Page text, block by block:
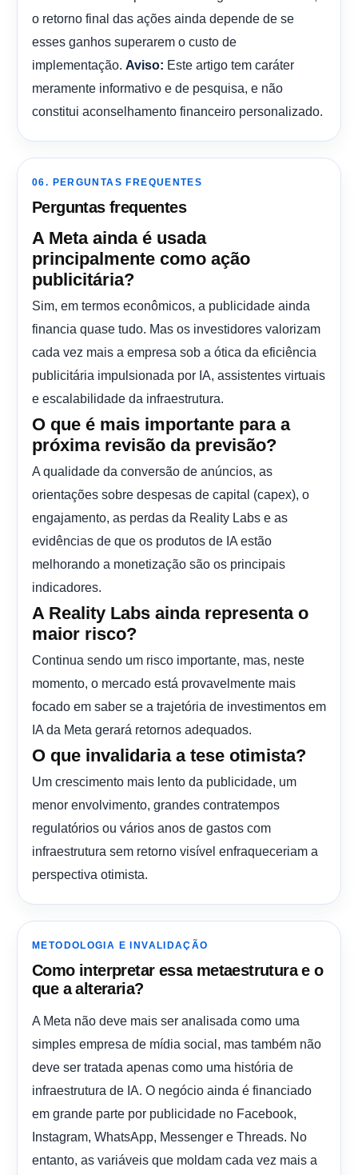
o retorno final das ações ainda depende de se
esses ganhos superarem o custo de
implementação. Aviso: Este artigo tem caráter
meramente informativo e de pesquisa, e não
constitui aconselhamento financeiro personalizado.
06. PERGUNTAS FREQUENTES
Perguntas frequentes
A Meta ainda é usada
principalmente como ação
publicitária?
Sim, em termos econômicos, a publicidade ainda
financia quase tudo. Mas os investidores valorizam
cada vez mais a empresa sob a ótica da eficiência
publicitária impulsionada por IA, assistentes virtuais
e escalabilidade da infraestrutura.
O que é mais importante para a
próxima revisão da previsão?
A qualidade da conversão de anúncios, as
orientações sobre despesas de capital (capex), o
engajamento, as perdas da Reality Labs e as
evidências de que os produtos de IA estão
melhorando a monetização são os principais
indicadores.
A Reality Labs ainda representa o
maior risco?
Continua sendo um risco importante, mas, neste
momento, o mercado está provavelmente mais
focado em saber se a trajetória de investimentos em
IA da Meta gerará retornos adequados.
O que invalidaria a tese otimista?
Um crescimento mais lento da publicidade, um
menor envolvimento, grandes contratempos
regulatórios ou vários anos de gastos com
infraestrutura sem retorno visível enfraqueceriam a
perspectiva otimista.
METODOLOGIA E INVALIDAÇÃO
Como interpretar essa metaestrutura e o
que a alteraria?
A Meta não deve mais ser analisada como uma
simples empresa de mídia social, mas também não
deve ser tratada apenas como uma história de
infraestrutura de IA. O negócio ainda é financiado
em grande parte por publicidade no Facebook,
Instagram, WhatsApp, Messenger e Threads. No
entanto, as variáveis ​​que moldam cada vez mais a